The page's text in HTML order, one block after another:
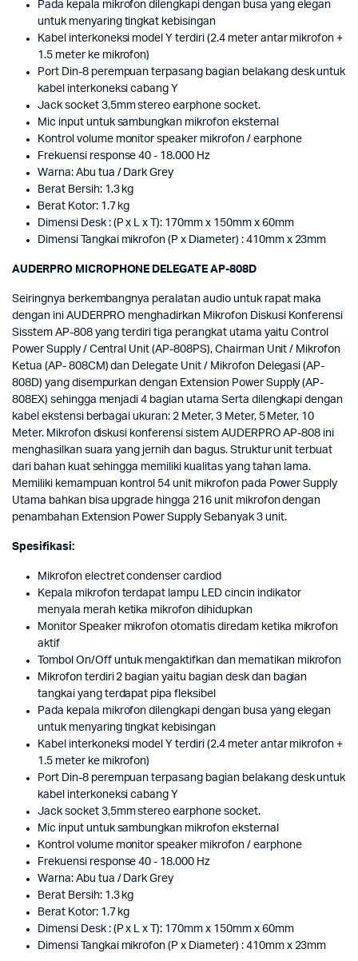
Pada kepala mikrofon dilengkapi dengan busa yang elegan
untuk menyaring tingkat kebisingan
Kabel interkoneksi model Y terdiri (2.4 meter antar mikrofon +
1.5 meter ke mikrofon)
Port Din-8 perempuan terpasang bagian belakang desk untuk
kabel interkoneksi cabang Y
Jack socket 3,5mm stereo earphone socket.
Mic input untuk sambungkan mikrofon eksternal
Kontrol volume monitor speaker mikrofon / earphone
Frekuensi response 40 - 18.000 Hz
Warna: Abu tua / Dark Grey
Berat Bersih: 1.3 kg
Berat Kotor: 1.7 kg
Dimensi Desk : (P x L x T): 170mm x 150mm x 60mm
Dimensi Tangkai mikrofon (P x Diameter) : 410mm x 23mm
AUDERPRO MICROPHONE DELEGATE AP-808D
Seiringnya berkembangnya peralatan audio untuk rapat maka
dengan ini AUDERPRO menghadirkan Mikrofon Diskusi Konferensi
Sisstem AP-808 yang terdiri tiga perangkat utama yaitu Control
Power Supply / Central Unit (AP-808PS), Chairman Unit / Mikrofon
Ketua (AP- 808CM) dan Delegate Unit / Mikrofon Delegasi (AP-
808D) yang disempurkan dengan Extension Power Supply (AP-
808EX) sehingga menjadi 4 bagian utama Serta dilengkapi dengan
kabel ekstensi berbagai ukuran: 2 Meter, 3 Meter, 5 Meter, 10
Meter. Mikrofon diskusi konferensi sistem AUDERPRO AP-808 ini
menghasilkan suara yang jernih dan bagus. Struktur unit terbuat
dari bahan kuat sehingga memiliki kualitas yang tahan lama.
Memiliki kemampuan kontrol 54 unit mikrofon pada Power Supply
Utama bahkan bisa upgrade hingga 216 unit mikrofon dengan
penambahan Extension Power Supply Sebanyak 3 unit.
Spesifikasi:
Mikrofon electret condenser cardiod
Kepala mikrofon terdapat lampu LED cincin indikator
menyala merah ketika mikrofon dihidupkan
Monitor Speaker mikrofon otomatis diredam ketika mikrofon
aktif
Tombol On/Off untuk mengaktifkan dan mematikan mikrofon
Mikrofon terdiri 2 bagian yaitu bagian desk dan bagian
tangkai yang terdapat pipa fleksibel
Pada kepala mikrofon dilengkapi dengan busa yang elegan
untuk menyaring tingkat kebisingan
Kabel interkoneksi model Y terdiri (2.4 meter antar mikrofon +
1.5 meter ke mikrofon)
Port Din-8 perempuan terpasang bagian belakang desk untuk
kabel interkoneksi cabang Y
Jack socket 3,5mm stereo earphone socket.
Mic input untuk sambungkan mikrofon eksternal
Kontrol volume monitor speaker mikrofon / earphone
Frekuensi response 40 - 18.000 Hz
Warna: Abu tua / Dark Grey
Berat Bersih: 1.3 kg
Berat Kotor: 1.7 kg
Dimensi Desk : (P x L x T): 170mm x 150mm x 60mm
Dimensi Tangkai mikrofon (P x Diameter) : 410mm x 23mm